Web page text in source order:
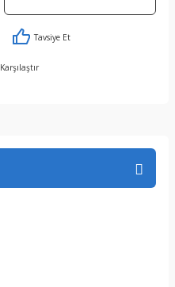
Tavsiye Et
Karşılaştır